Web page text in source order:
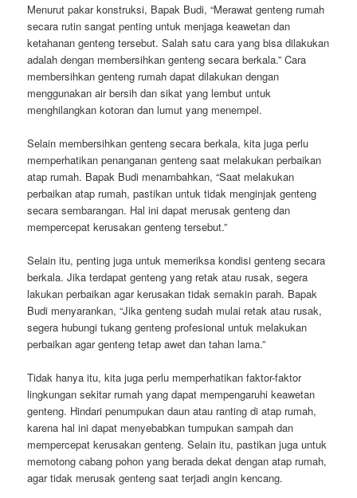
Menurut pakar konstruksi, Bapak Budi, “Merawat genteng rumah
secara rutin sangat penting untuk menjaga keawetan dan
ketahanan genteng tersebut. Salah satu cara yang bisa dilakukan
adalah dengan membersihkan genteng secara berkala.” Cara
membersihkan genteng rumah dapat dilakukan dengan
menggunakan air bersih dan sikat yang lembut untuk
menghilangkan kotoran dan lumut yang menempel.
Selain membersihkan genteng secara berkala, kita juga perlu
memperhatikan penanganan genteng saat melakukan perbaikan
atap rumah. Bapak Budi menambahkan, “Saat melakukan
perbaikan atap rumah, pastikan untuk tidak menginjak genteng
secara sembarangan. Hal ini dapat merusak genteng dan
mempercepat kerusakan genteng tersebut.”
Selain itu, penting juga untuk memeriksa kondisi genteng secara
berkala. Jika terdapat genteng yang retak atau rusak, segera
lakukan perbaikan agar kerusakan tidak semakin parah. Bapak
Budi menyarankan, “Jika genteng sudah mulai retak atau rusak,
segera hubungi tukang genteng profesional untuk melakukan
perbaikan agar genteng tetap awet dan tahan lama.”
Tidak hanya itu, kita juga perlu memperhatikan faktor-faktor
lingkungan sekitar rumah yang dapat mempengaruhi keawetan
genteng. Hindari penumpukan daun atau ranting di atap rumah,
karena hal ini dapat menyebabkan tumpukan sampah dan
mempercepat kerusakan genteng. Selain itu, pastikan juga untuk
memotong cabang pohon yang berada dekat dengan atap rumah,
agar tidak merusak genteng saat terjadi angin kencang.